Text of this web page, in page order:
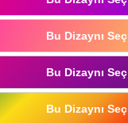
Bu Dizaynı Seç
Bu Dizaynı Seç
Bu Dizaynı Seç